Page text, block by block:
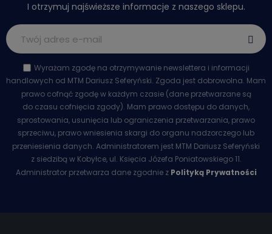
I otrzymuj najświeższe informacje z naszego sklepu.
Wyrażam zgodę na otrzymywanie newslettera i informacji
handlowych od MTM Dariusz Seferyński. Zgoda jest dobrowolna. Mam
prawo cofnąć zgodę w każdym czasie (dane przetwarzane są
do czasu cofnięcia zgody). Mam prawo dostępu do danych,
sprostowania, usunięcia lub ograniczenia przetwarzania, prawo
sprzeciwu, prawo wniesienia skargi do organu nadzorczego lub
przeniesienia danych. Administratorem jest MTM Dariusz Seferyński
z siedzibą w Kobyłce, ul. Księcia Józefa Poniatowskiego 11.
Administrator przetwarza dane zgodnie z Polityką Prywatności